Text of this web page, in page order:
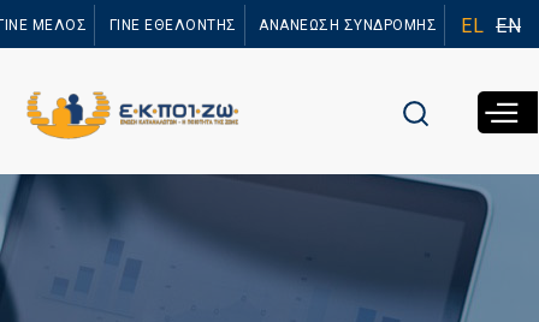
προς το
ΜΕΛΟΣ ΓΙΝΕ ΕΘΕΛΟΝΤΗΣ ΑΝΑΝΕΩΣΗ ΣΥΝΔΡΟΜΗΣ EL EN